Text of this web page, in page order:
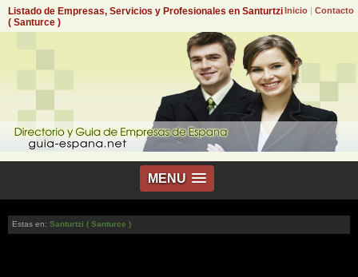
Inicio | Contacto
Listado de Empresas, Servicios y Profesionales en Santurtzi
( Santurce )
MENU
Estas en: Santurtzi ( Santurce )